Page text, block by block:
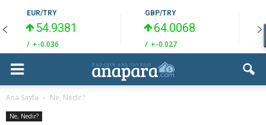
EUR/TRY
54.9381
/ +-0.036
GBP/TRY
64.0068
/ +-0.027 /
Ana Sayfa Ne, Nedir?
Ne, Nedir?